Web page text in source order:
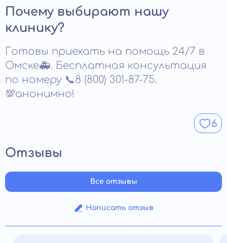
алкоголю. Именно на этом строится защитный
эффект кодировки.
дозировки. Минимальный период составляет несколько
месяцев. Некоторые методы сохраняют эффект до
нескольких лет. На длительность влияет соблюдение
продлить или скорректировать.
Почему выбирают нашу
клинику?
Готовы приехать на помощь 24/7 в
Омске🚑. Бесплатная консультация
по номеру 📞8 (800) 301-87-75.
💯анонимно!
6
Отзывы
Написать отзыв
Все отзывы